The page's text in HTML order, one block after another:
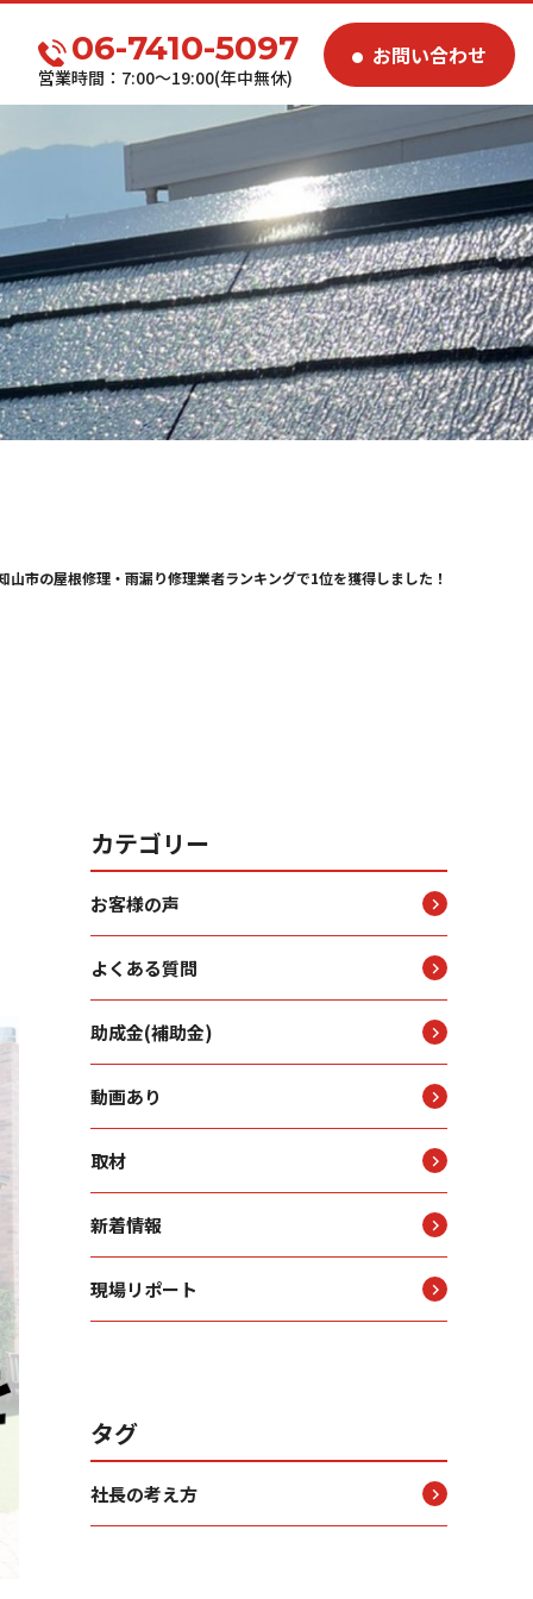
06-7410-5097
営業時間：7:00～19:00(年中無休)
お問い合わせ
山市の屋根修理・雨漏り修理業者ランキングで1位を獲得しました！
カテゴリー
お客様の声
よくある質問
助成金(補助金)
動画あり
取材
新着情報
現場リポート
タグ
社長の考え方